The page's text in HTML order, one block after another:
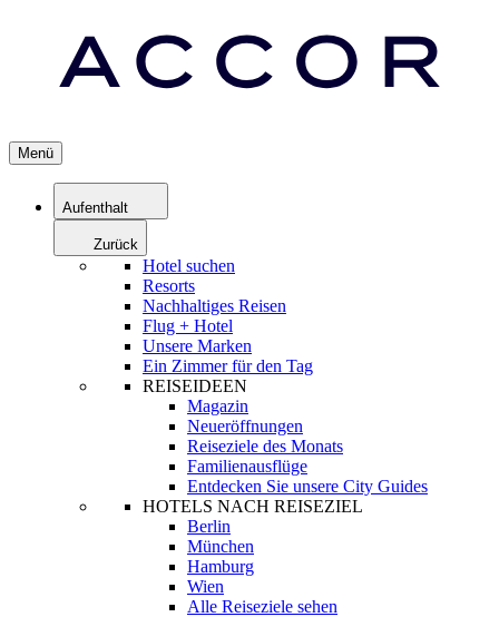
Menü
Aufenthalt
Zurück
Hotel suchen
Resorts
Nachhaltiges Reisen
Flug + Hotel
Unsere Marken
Ein Zimmer für den Tag
REISEIDEEN
Magazin
Neueröffnungen
Reiseziele des Monats
Familienausflüge
Entdecken Sie unsere City Guides
HOTELS NACH REISEZIEL
Berlin
München
Hamburg
Wien
Alle Reiseziele sehen